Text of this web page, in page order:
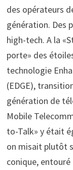
des opérateurs
génération. Des
high-tech. A la
porte» des
technologie
(EDGE),
génération de
Mobile
to-Talk» y était
on misait plutôt
conique, entouré